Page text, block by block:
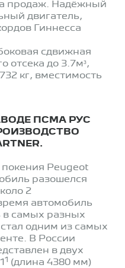
продаж. Надёжный
двигатель,
Гиннесса
сдвижная
отсека до 3.7м³,
кг, вместимость
ПСМА РУС
Peugeot
разошелся
2
автомобиль
в самых разных
одним из самых
В России
в двух
1
(длина 4380 мм)